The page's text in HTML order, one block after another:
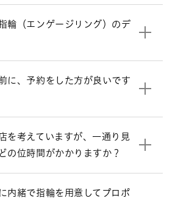
輪（エンゲージリング）のデ
ちらをご参照ください。
ポーズをお考えの方へ
に、予約をした方が良いです
週末はお時間帯によっては
たせすることなくスムーズ
て頂きます。
を考えていますが、一通り見
の位時間がかかりますか？
様々ですが、ゆっくりご覧
だいたい1時間半～2時間く
案内いたします。
内緒で指輪を用意してプロポ
来店でも、デザイン・ダイ
好みやご予算などを伺いな
にぴったりの指輪をご提案
きますので、まずはお気軽
舗でご相談下さい。